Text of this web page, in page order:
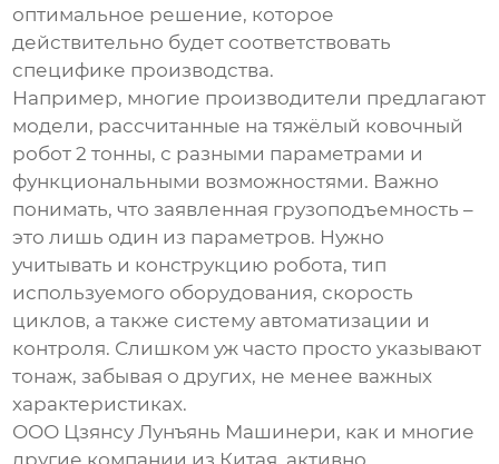
оптимальное решение, которое
действительно будет соответствовать
специфике производства.
Например, многие производители предлагают
модели, рассчитанные натяжёлый ковочный
робот 2 тонны, с разными параметрами и
функциональными возможностями. Важно
понимать, что заявленная грузоподъемность –
это лишь один из параметров. Нужно
учитывать и конструкцию робота, тип
используемого оборудования, скорость
циклов, а также систему автоматизации и
контроля. Слишком уж часто просто указывают
тонаж, забывая о других, не менее важных
характеристиках.
ООО Цзянсу Лунъянь Машинери, как и многие